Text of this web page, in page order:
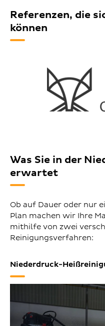
Referenzen, die
können
Was Sie in der
erwartet
Ob auf Dauer oder nur
Plan machen wir Ihre
mithilfe von zwei
Reinigungsverfahren:
Niederdruck-